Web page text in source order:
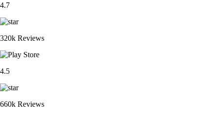
4.7
320k Reviews
4.5
660k Reviews